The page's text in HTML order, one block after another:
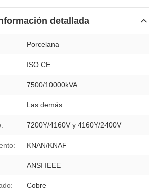
detallada
Porcelana
ISO CE
7500/10000kVA
Las demás:
7200Y/4160V y 4160Y/2400V
KNAN/KNAF
ANSI IEEE
Cobre